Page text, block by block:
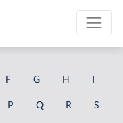
F G H I
P Q R S